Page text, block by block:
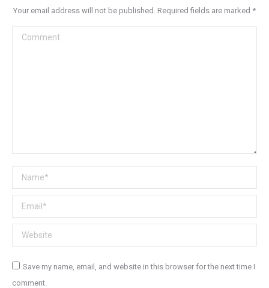
Your email address will not be published. Required fields are marked *
Comment
Name *
Email *
Website
Save my name, email, and website in this browser for the next time I
comment.